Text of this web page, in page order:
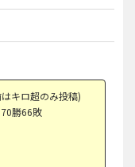
キロ超のみ投稿)
勝66敗